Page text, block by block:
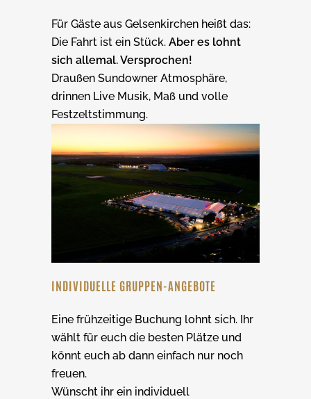
Für Gäste aus Gelsenkirchen heißt das:
Die Fahrt ist ein Stück. Aber es lohnt
sich allemal. Versprochen!
Draußen Sundowner Atmosphäre,
drinnen Live Musik, Maß und volle
Festzeltstimmung.
INDIVIDUELLE GRUPPEN-ANGEBOTE
Eine frühzeitige Buchung lohnt sich. Ihr
wählt für euch die besten Plätze und
könnt euch ab dann einfach nur noch
freuen.
Wünscht ihr ein individuell